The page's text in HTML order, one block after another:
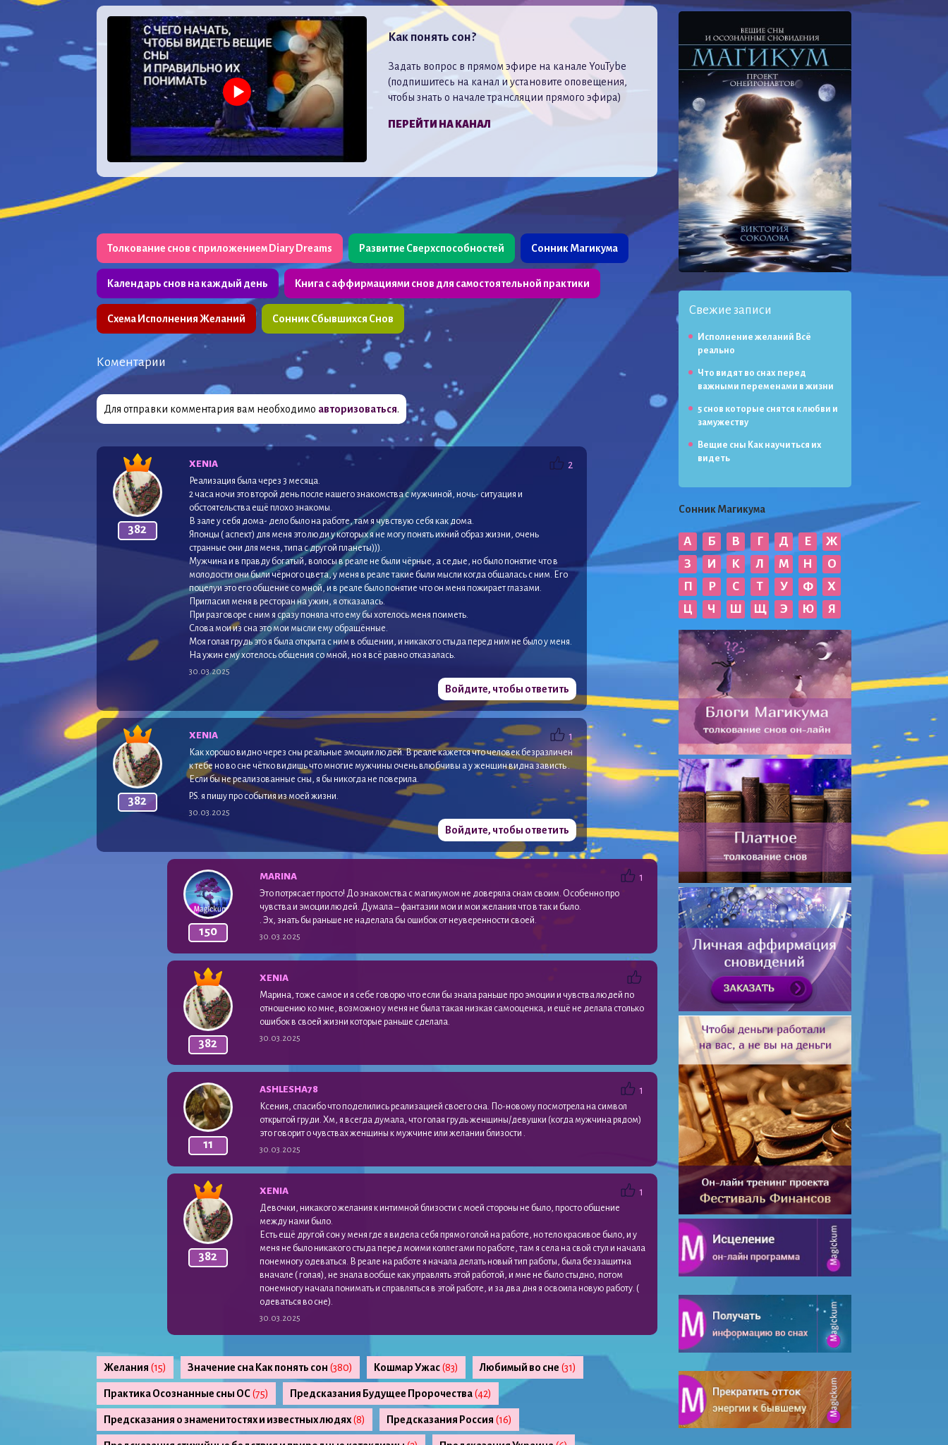
Как понять сон?
Задать вопрос в прямом эфире на канале YouTybe
(подпишитесь на канал и установите оповещения,
чтобы знать о начале трансляции прямого эфира)
ПЕРЕЙТИ НА КАНАЛ
Толкование снов с приложением Diary Dreams Развитие Сверхспособностей Сонник Магикума
Календарь снов на каждый день Книга с аффирмациями снов для самостоятельной практики
Схема Исполнения Желаний Сонник Сбывшихся Снов
Коментарии
Для отправки комментария вам необходимо авторизоваться.
382
2
XENIA
Реализация была через 3 месяца.
2 часа ночи это второй день после нашего знакомства с мужчиной, ночь- ситуация и
обстоятельства ещё плохо знакомы.
В зале у себя дома- дело было на работе, там я чувствую себя как дома.
Японцы ( аспект) для меня это люди у которых я не могу понять ихний образ жизни, очень
странные они для меня, типа с другой планеты))).
Мужчина и в правду богатый, волосы в реале не были чёрные, а седые, но было понятие что в
молодости они были чёрного цвета, у меня в реале такие были мысли когда общалась с ним. Его
поцелуи это его общение со мной, и в реале было понятие что он меня пожирает глазами.
Пригласил меня в ресторан на ужин, я отказалась.
При разговоре с ним я сразу поняла что ему бы хотелось меня поиметь.
Слова мои из сна это мои мысли ему обращённые.
Моя голая грудь это я была открыта с ним в общении, и никакого стыда перед ним не было у меня.
На ужин ему хотелось общения со мной, но я всё равно отказалась.
30.03.2025
Войдите, чтобы ответить
382
1
XENIA
Как хорошо видно через сны реальные эмоции людей. В реале кажется что человек безразличен
к тебе но во сне чётко видишь что многие мужчины очень влюбчивы а у женщин видна зависть .
Если бы не реализованные сны, я бы никогда не поверила.
P.S. я пишу про события из моей жизни.
30.03.2025
Войдите, чтобы ответить
150
1
MARINA
Это потрясает просто! До знакомства с магикумом не доверяла снам своим. Особенно про
чувства и эмоции людей. Думала – фантазии мои и мои желания что в так и было.
. Эх, знать бы раньше не наделала бы ошибок от неуверенности своей.
30.03.2025
382
XENIA
Марина, тоже самое и я себе говорю что если бы знала раньше про эмоции и чувства людей по
отношению ко мне, возможно у меня не была такая низкая самооценка, и ещё не делала столько
ошибок в своей жизни которые раньше сделала.
30.03.2025
11
1
ASHLESHA78
Ксения, спасибо что поделились реализацией своего сна. По-новому посмотрела на символ
открытой груди. Хм, я всегда думала, что голая грудь женщины/девушки (когда мужчина рядом)
это говорит о чувствах женщины к мужчине или желании близости .
30.03.2025
382
1
XENIA
Девочки, никакого желания к интимной близости с моей стороны не было, просто общение
между нами было.
Есть ещё другой сон у меня где я видела себя прямо голой на работе, но тело красивое было, и у
меня не было никакого стыда перед моими коллегами по работе, там я села на свой стул и начала
понемногу одеваться. В реале на работе я начала делать новый тип работы, была беззащитна
вначале ( голая), не знала вообще как управлять этой работой, и мне не было стыдно, потом
понемногу начала понимать и справляться в этой работе, и за два дня я освоила новую работу. (
одеваться во сне).
30.03.2025
Желания (15) Значение сна Как понять сон (380) Кошмар Ужас(83) Любимый во сне (31)
Практика Осознанные сны ОС(75) Предсказания Будущее Пророчества(42)
Предсказания о знаменитостях и известных людях(8) Предсказания Россия (16)
Свежие записи
Исполнение желаний Всё
реально
Что видят во снах перед
важными переменами в жизни
5 снов которые снятся к любви и
замужеству
Вещие сны Как научиться их
видеть
Сонник Магикума
А Б В Г Д Е
Ж
З
И К Л М Н
О
П
Р С Т У Ф
Х
Ц
Ч Ш Щ Э Ю Я